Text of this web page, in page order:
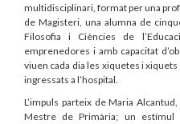
multidisciplinari, format per una
de Magisteri, una alumna de
Filosofia i Ciències de
emprenedores i amb capacitat
viuen cada dia les xiquetes i
ingressats a l’hospital.
L’impuls parteix de Maria
Mestre de Primària; un